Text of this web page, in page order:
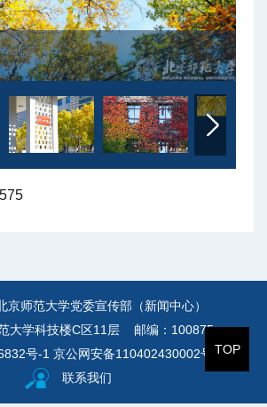
TOP
京师范大学党委宣传部（新闻中心）
大学科技楼C区11层 邮编：100875
号-1 京公网安备110402430002号
联系我们